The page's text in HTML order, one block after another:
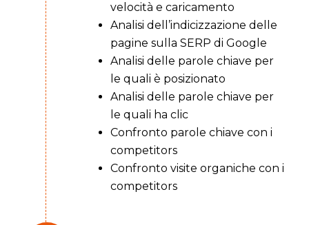
velocità e caricamento
Analisi dell’indicizzazione delle
pagine sulla SERP di Google
Analisi delle parole chiave per
le quali è posizionato
Analisi delle parole chiave per
le quali ha clic
Confronto parole chiave con i
competitors
Confronto visite organiche con i
competitors